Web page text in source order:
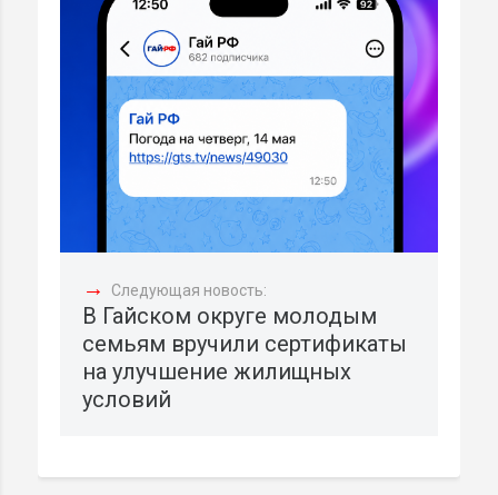
→ Следующая новость:
В Гайском округе молодым
семьям вручили сертификаты
на улучшение жилищных
условий